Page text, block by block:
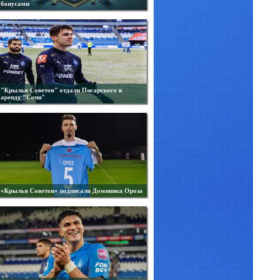
бонусами
"Крылья Советов" отдали Писарского в
аренду "Сочи"
«Крылья Советов» подписали Доминика Ороза